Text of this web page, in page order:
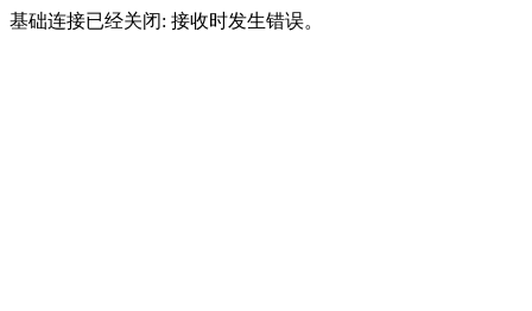
基础连接已经关闭: 接收时发生错误。